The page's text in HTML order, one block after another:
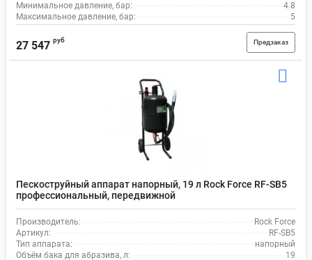
Минимальное давление, бар:
4.8
Максимальное давление, бар:
5
27 547 руб Предзаказ
Пескоструйный аппарат напорный, 19 л Rock Force RF-SB5
профессиональный, передвижной
Производитель:
Rock Force
Артикул:
RF-SB5
Тип аппарата:
напорный
Объём бака для абразива, л:
19